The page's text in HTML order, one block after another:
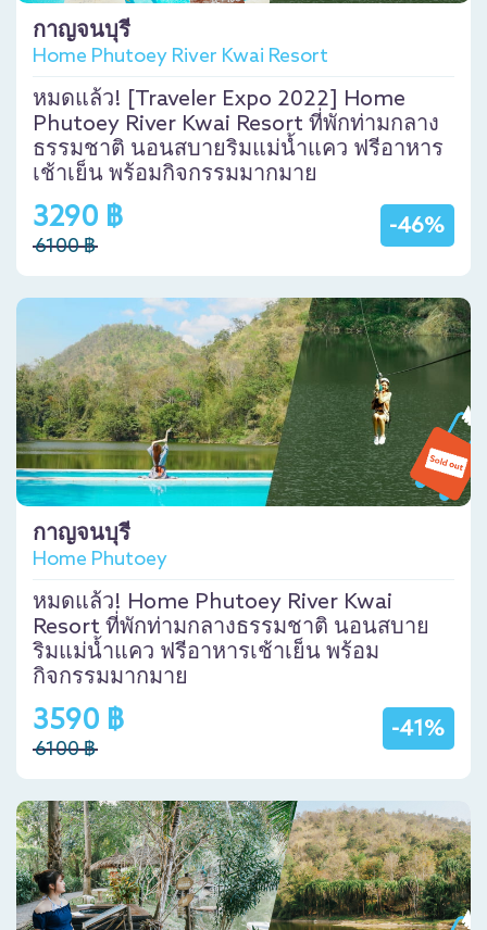
กาญจนบุรี
Home Phutoey River Kwai Resort
หมดแล้ว! [Traveler Expo 2022] Home
Phutoey River Kwai Resort ที่พักท่ามกลาง
ธรรมชาติ นอนสบายริมแม่น้ำแคว ฟรีอาหาร
เช้าเย็น พร้อมกิจกรรมมากมาย
-46%
3290 ฿
6100 ฿
กาญจนบุรี
Home Phutoey
หมดแล้ว! Home Phutoey River Kwai
Resort ที่พักท่ามกลางธรรมชาติ นอนสบาย
ริมแม่น้ำแคว ฟรีอาหารเช้าเย็น พร้อม
กิจกรรมมากมาย
-41%
3590 ฿
6100 ฿